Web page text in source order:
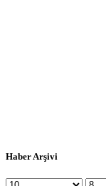
Haber Arşivi